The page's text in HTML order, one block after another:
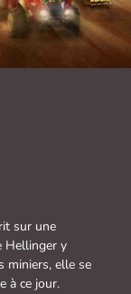
sur une
Hellinger y
miniers, elle se
à ce jour.